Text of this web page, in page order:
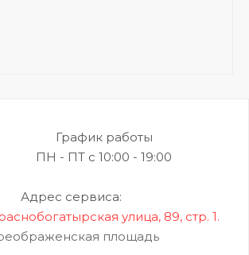
График работы
ПН - ПТ с 10:00 - 19:00
Адрес сервиса:
улица, 89, стр. 1.
площадь